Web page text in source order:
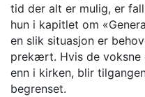
tid der alt er mulig, er
hun i kapitlet om
en slik situasjon er
prekært. Hvis de
enn i kirken, blir
begrenset.